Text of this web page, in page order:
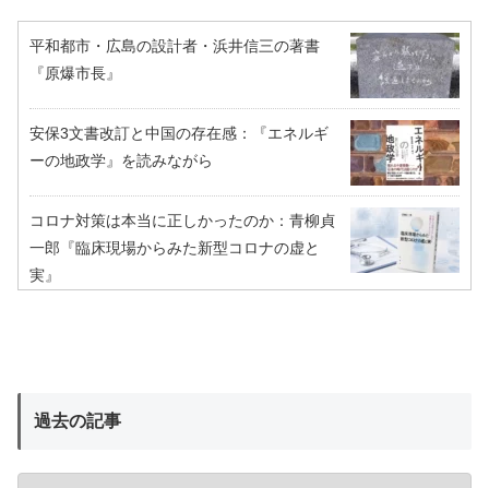
平和都市・広島の設計者・浜井信三の著書
『原爆市長』
安保3文書改訂と中国の存在感：『エネルギ
ーの地政学』を読みながら
コロナ対策は本当に正しかったのか：青柳貞
一郎『臨床現場からみた新型コロナの虚と
実』
過去の記事